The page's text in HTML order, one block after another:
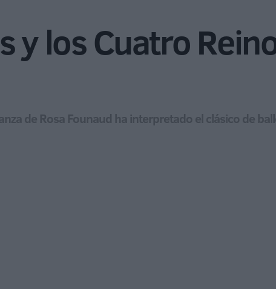
y los Cuatro
de Rosa Founaud ha interpretado el clásico de